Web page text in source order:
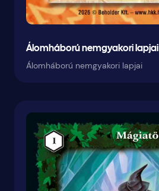
Álomháború nemgyakori lapjai
Álomháború nemgyakori lapjai